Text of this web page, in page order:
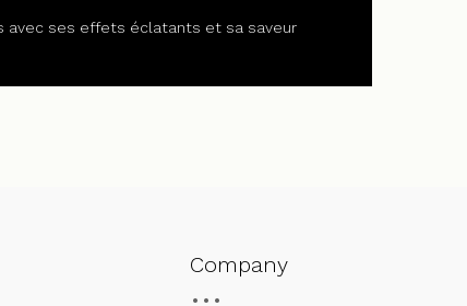
avec ses effets éclatants et sa saveur
Company